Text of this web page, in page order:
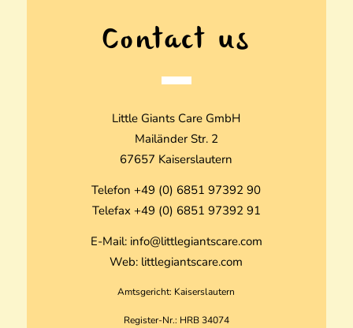
Contact us
Little Giants Care GmbH
Mailänder Str. 2
67657 Kaiserslautern
Telefon+49 (0) 6851 97392 90
Telefax +49 (0) 6851 97392 91
E-Mail: info@littlegiantscare.com
Web: littlegiantscare.com
Amtsgericht: Kaiserslautern
Register-Nr.: HRB 34074